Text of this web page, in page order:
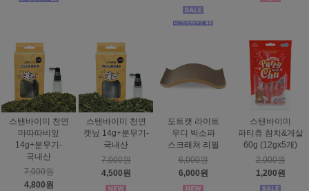
스탠바이미 천연
마따따비잎
14g+분무기-
국내산
7,000원
4,800원
스탠바이미 천연
캣닢 14g+분무기-
국내산
7,000원
4,500원
도트캣 라이트
우디 빅소파
스크래쳐 리필
6,000원
6,000원
스탠바이미
파티츄 참치&게살
60g (12gx5개)
2,000원
1,200원